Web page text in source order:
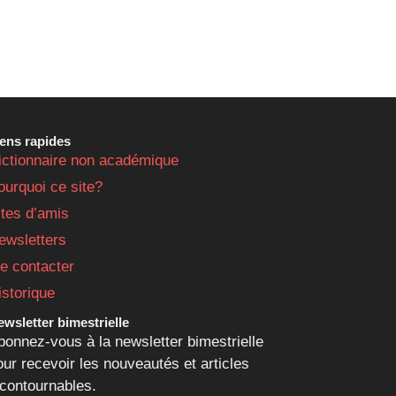
rapides
non académique
ce site?
d’amis
contacter
bimestrielle
vous à la newsletter bimestrielle
recevoir les nouveautés et articles